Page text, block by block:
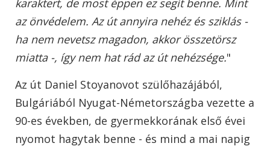
karaktert, de most éppen ez segít benne. Mint
az önvédelem. Az út annyira nehéz és sziklás -
ha nem nevetsz magadon, akkor összetörsz
miatta -, így nem hat rád az út nehézsége."
Az út Daniel Stoyanovot szülőhazájából,
Bulgáriából Nyugat-Németországba vezette a
90-es években, de gyermekkorának első évei
nyomot hagytak benne - és mind a mai napig